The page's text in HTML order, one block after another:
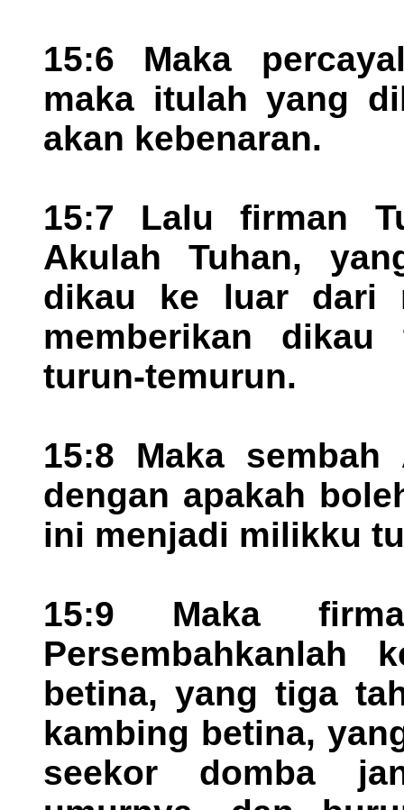
15:6 Maka
maka itulah yang
akan kebenaran.
15:7 Lalu firman
Akulah Tuhan,
dikau ke luar dari
memberikan
turun-temurun.
15:8 Maka
dengan apakah
ini menjadi milikku
15:9 Maka
Persembahkanlah
betina, yang tiga
kambing betina,
seekor domba